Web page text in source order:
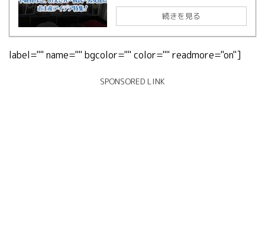
続きを見る
label="" name="" bgcolor="" color="" readmore="on"]
SPONSORED LINK